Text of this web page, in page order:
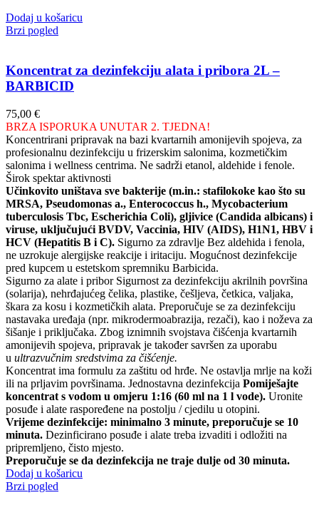
Dodaj u košaricu
Brzi pogled
Koncentrat za dezinfekciju alata i pribora 2L –
BARBICID
75,00 €
BRZA ISPORUKA UNUTAR 2. TJEDNA!
Koncentrirani pripravak na bazi kvartarnih amonijevih spojeva, za
profesionalnu dezinfekciju u frizerskim salonima, kozmetičkim
salonima i wellness centrima. Ne sadrži etanol, aldehide i fenole.
Širok spektar aktivnosti
Učinkovito uništava sve bakterije (m.in.: stafilokoke kao što su
MRSA, Pseudomonas a., Enterococcus h., Mycobacterium
tuberculosis Tbc, Escherichia Coli), gljivice (Candida albicans) i
viruse, uključujući BVDV, Vaccinia, HIV (AIDS), H1N1, HBV i
HCV (Hepatitis B i C). Sigurno za zdravlje Bez aldehida i fenola,
ne uzrokuje alergijske reakcije i iritaciju. Mogućnost dezinfekcije
pred kupcem u estetskom spremniku Barbicida.
Sigurno za alate i pribor Sigurnost za dezinfekciju akrilnih površina
(solarija), nehrđajućeg čelika, plastike, češljeva, četkica, valjaka,
škara za kosu i kozmetičkih alata. Preporučuje se za dezinfekciju
nastavaka uređaja (npr. mikrodermoabrazija, rezači), kao i noževa za
šišanje i priključaka. Zbog iznimnih svojstava čišćenja kvartarnih
amonijevih spojeva, pripravak je također savršen za uporabu
u ultrazvučnim sredstvima za čišćenje.
Koncentrat ima formulu za zaštitu od hrđe. Ne ostavlja mrlje na koži
ili na prljavim površinama. Jednostavna dezinfekcija Pomiješajte
koncentrat s vodom u omjeru 1:16 (60 ml na 1 l vode). Uronite
posuđe i alate raspoređene na postolju / cjedilu u otopini.
Vrijeme dezinfekcije: minimalno 3 minute, preporučuje se 10
minuta. Dezinficirano posuđe i alate treba izvaditi i odložiti na
pripremljeno, čisto mjesto.
Preporučuje se da dezinfekcija ne traje dulje od 30 minuta.
Dodaj u košaricu
Brzi pogled